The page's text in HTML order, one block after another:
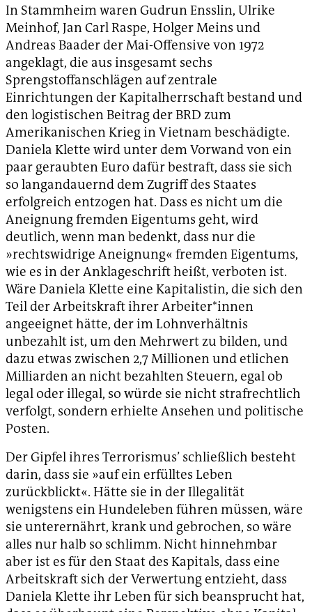
In Stammheim waren Gudrun Ensslin, Ulrike
Meinhof, Jan Carl Raspe, Holger Meins und
Andreas Baader der Mai-Offensive von 1972
angeklagt, die aus insgesamt sechs
Sprengstoffanschlägen auf zentrale
Einrichtungen der Kapitalherrschaft bestand und
den logistischen Beitrag der BRD zum
Amerikanischen Krieg in Vietnam beschädigte.
Daniela Klette wird unter dem Vorwand von ein
paar geraubten Euro dafür bestraft, dass sie sich
so langandauernd dem Zugriff des Staates
erfolgreich entzogen hat. Dass es nicht um die
Aneignung fremden Eigentums geht, wird
deutlich, wenn man bedenkt, dass nur die
»rechtswidrige Aneignung« fremden Eigentums,
wie es in der Anklageschrift heißt, verboten ist.
Wäre Daniela Klette eine Kapitalistin, die sich den
Teil der Arbeitskraft ihrer Arbeiter*innen
angeeignet hätte, der im Lohnverhältnis
unbezahlt ist, um den Mehrwert zu bilden, und
dazu etwas zwischen 2,7 Millionen und etlichen
Milliarden an nicht bezahlten Steuern, egal ob
legal oder illegal, so würde sie nicht strafrechtlich
verfolgt, sondern erhielte Ansehen und politische
Posten.
Der Gipfel ihres Terrorismus’ schließlich besteht
darin, dass sie »auf ein erfülltes Leben
zurückblickt«. Hätte sie in der Illegalität
wenigstens ein Hundeleben führen müssen, wäre
sie unterernährt, krank und gebrochen, so wäre
alles nur halb so schlimm. Nicht hinnehmbar
aber ist es für den Staat des Kapitals, dass eine
Arbeitskraft sich der Verwertung entzieht, dass
Daniela Klette ihr Leben für sich beansprucht hat,